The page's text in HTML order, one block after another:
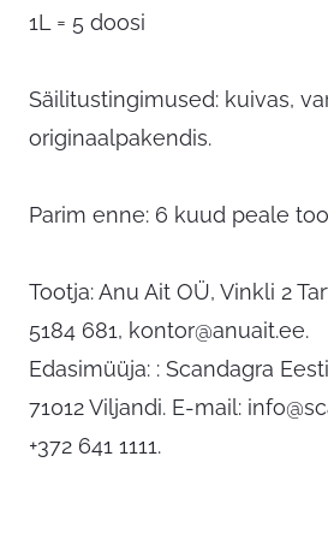
1L = 5 doosi
Säilitustingimused: kuivas,
originaalpakendis.
Parim enne: 6 kuud peale
Tootja: Anu Ait OÜ, Vinkli 2
5184 681, kontor@anuait.ee.
Edasimüüja: : Scandagra
71012 Viljandi. E-mail:
+372 641 1111.